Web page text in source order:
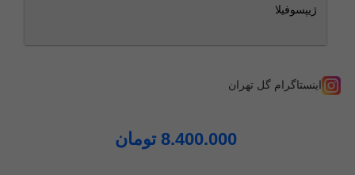
ژیپسوفیلا
اینستاگرام گل تهران
8.400.000 تومان